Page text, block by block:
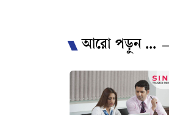
আরো পড়ুন ...